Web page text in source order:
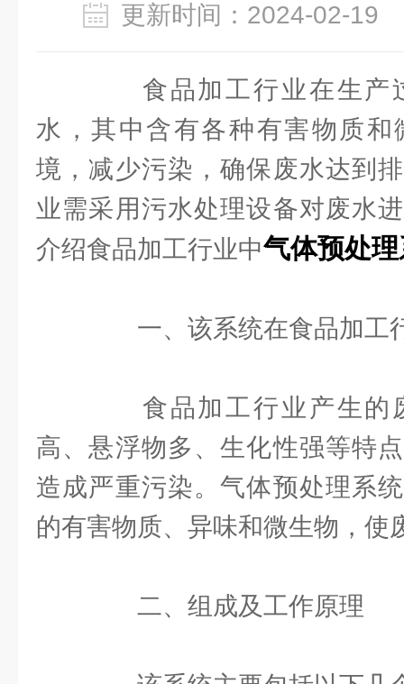
更新时间：2024-02-
食品加工行业在生产
水，其中含有各种有害物质
境，减少污染，确保废水达到
业需采用污水处理设备对废水
介绍食品加工行业中气体预处
一、该系统在食品加工
食品加工行业产生的
高、悬浮物多、生化性强等特
造成严重污染。气体预处理系
的有害物质、异味和微生物，使
二、组成及工作原理